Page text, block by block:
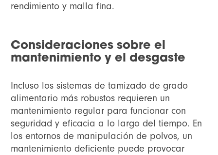
rendimiento y malla fina.
Consideraciones sobre el
mantenimiento y el desgaste
Incluso los sistemas de tamizado de grado
alimentario más robustos requieren un
mantenimiento regular para funcionar con
seguridad y eficacia a lo largo del tiempo. En
los entornos de manipulación de polvos, un
mantenimiento deficiente puede provocar